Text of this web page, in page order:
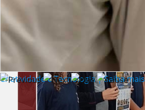
Criatividade e Tecnologia | Saiba mais